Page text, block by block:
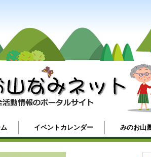
イベントカレンダー みのお山